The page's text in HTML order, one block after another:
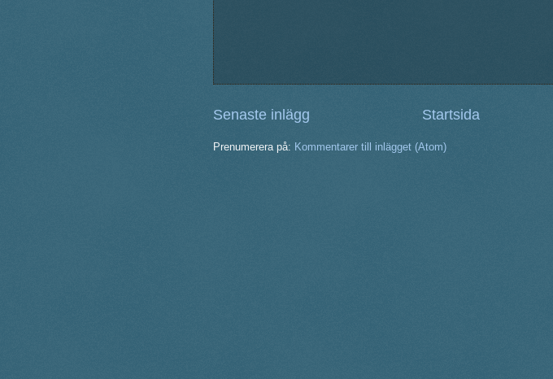
Senaste inlägg Startsida
Prenumerera på: Kommentarer till inlägget (Atom)